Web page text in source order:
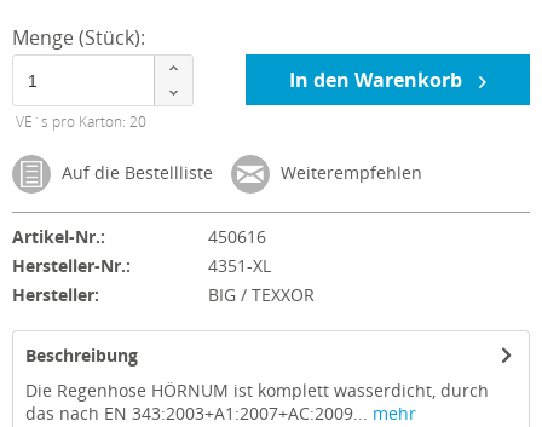
Menge (Stück):
VE´s pro Karton: 20
In den Warenkorb
Auf die Bestellliste Weiterempfehlen
Artikel-Nr.:
450616
Hersteller-Nr.:
4351-XL
Hersteller:
BIG / TEXXOR
Beschreibung
Die Regenhose HÖRNUM ist komplett wasserdicht, durch
das nach EN 343:2003+A1:2007+AC:2009... mehr